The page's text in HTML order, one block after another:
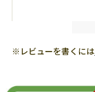
※レビューを書くには